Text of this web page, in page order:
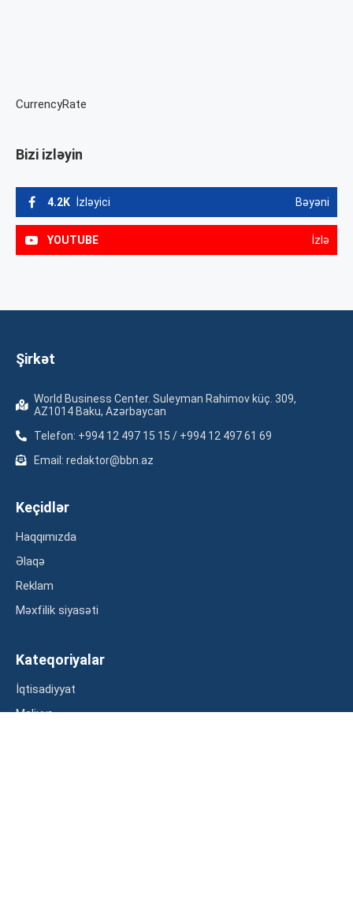
CurrencyRate
Bizi izləyin
4.2K İzləyici Bəyəni
YOUTUBE İzlə
Şirkət
World Business Center. Suleyman Rahimov küç. 309,
AZ1014 Baku, Azərbaycan
Telefon: +994 12 497 15 15 / +994 12 497 61 69
Email: redaktor@bbn.az
Keçidlər
Haqqımızda
Əlaqə
Reklam
Məxfilik siyasəti
Kateqoriyalar
İqtisadiyyat
Maliyyə